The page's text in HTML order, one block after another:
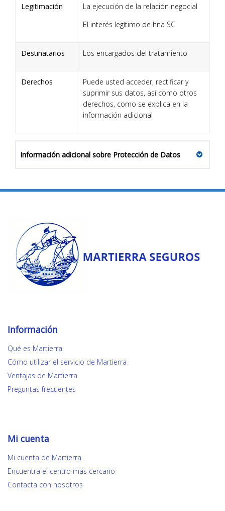
Legitimación
La ejecución de la relación negocial
El interés legítimo de hna SC
Destinatarios Los encargados del tratamiento
Derechos
Puede usted acceder, rectificar y
suprimir sus datos, así como otros
derechos, como se explica en la
información adicional
Información adicional sobre Protección de Datos
Información
Qué es Martierra
Cómo utilizar el servicio de Martierra
Ventajas de Martierra
Preguntas frecuentes
Mi cuenta
Mi cuenta de Martierra
Encuentra el centro más cercano
Contacta con nosotros